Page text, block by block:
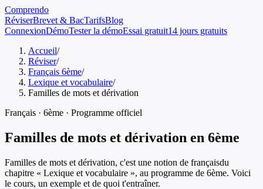
Comprendo
RéviserBrevet & BacTarifsBlog
ConnexionDémoTester la démoEssai gratuit14 jours gratuits
Accueil/
Réviser/
Français 6ème/
Lexique et vocabulaire/
Familles de mots et dérivation
Français · 6ème · Programme officiel
Familles de mots et dérivation en 6ème
Familles de mots et dérivation, c'est une notion de françaisdu
chapitre « Lexique et vocabulaire », au programme de 6ème. Voici
le cours, un exemple et de quoi t'entraîner.